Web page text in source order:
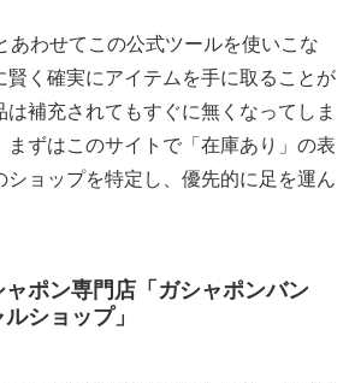
あわせてこの公式ツールを使いこな
賢く確実にアイテムを手に取ることが
は補充されてもすぐに無くなってしま
まずはこのサイトで「在庫あり」の表
ショップを特定し、優先的に足を運ん
ポン専門店「ガシャポンバン
ショップ」